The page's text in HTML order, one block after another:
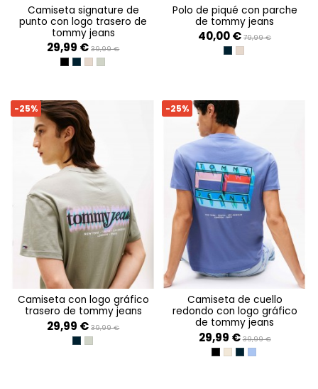
camiseta signature de
punto con logo trasero de
tommy jeans
29,99 € 39,99 €
BLACKDARK NIGHT NAVY
COASTAL TAUPE
UTILITY SAGE
polo de piqué con parche
de tommy jeans
40,00 € 79,99 €
DARK NIGHT NAVY
COASTAL TAUPE
-25%
camiseta con logo gráfico
trasero de tommy jeans
29,99 € 39,99 €
DARK NIGHT NAVY
UTILITY SAGE
-25%
camiseta de cuello
redondo con logo gráfico
de tommy jeans
29,99 € 39,99 €
BLACK
ECRUDARK NIGHT NAVY
SOFT SAPPHIRE